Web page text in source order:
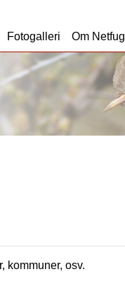
Fotogalleri Om Netfugl
kommuner, osv.